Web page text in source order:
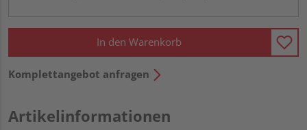
In den Warenkorb
Komplettangebot anfragen
Artikelinformationen